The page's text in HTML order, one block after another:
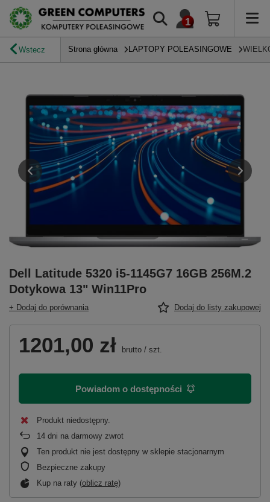
Wstecz Strona główna LAPTOPY POLEASINGOWE
Dell Latitude 5320 i5-1145G7 16GB 256M.2
Dotykowa 13" Win11Pro
+ Dodaj do porównania Dodaj do listy zakupowej
1201,00 zł brutto / szt.
Powiadom o dostępności
Produkt niedostępny
14 dni na darmowy zwrot
Ten produkt nie jest dostępny w sklepie stacjonarnym
Bezpieczne zakupy
Kup na raty (oblicz ratę)